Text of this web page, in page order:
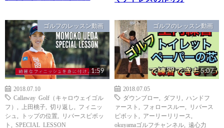
ゴルフのレッスン動画
1:59
2018.07.10
Callaway Golf（キャロウェイゴル
フ）
上田桃子 切り返し
フィニッ
シュ
トップの位置
リバースピボッ
ト
SPECIAL LESSON
ゴルフのレッスン動画
5:07
2018.07.05
ダウンブロー
ダフリ
ハンドフ
ァースト
フォロースルー
リバース
ピボット
アーリーリリース
okuyamaゴルフチャンネル
遠心力